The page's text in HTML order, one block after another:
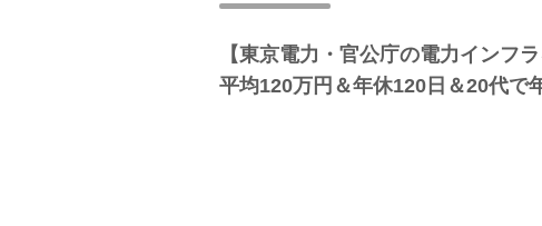
【東京電力・官公庁の電力インフ
平均120万円＆年休120日＆20代で